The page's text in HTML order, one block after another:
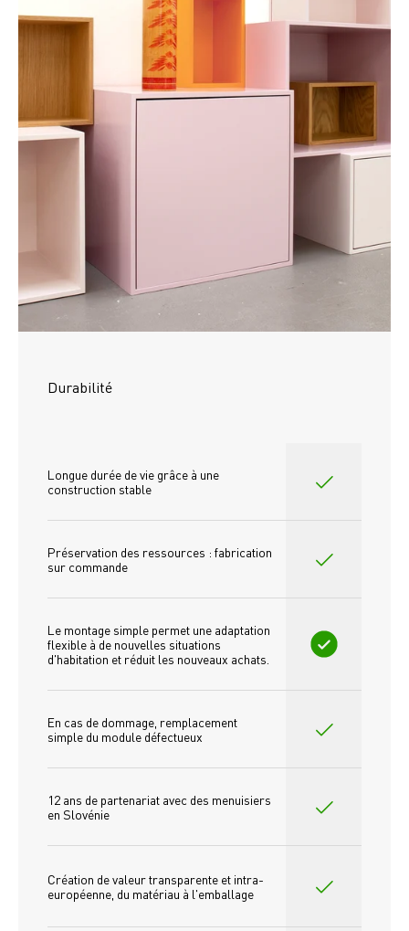
Durabilité
Longue durée de vie grâce à une
construction stable
Préservation des ressources : fabrication
sur commande
Le montage simple permet une adaptation
flexible à de nouvelles situations
d'habitation et réduit les nouveaux achats.
En cas de dommage, remplacement
simple du module défectueux
12 ans de partenariat avec des menuisiers
en Slovénie
Création de valeur transparente et intra-
européenne, du matériau à l'emballage